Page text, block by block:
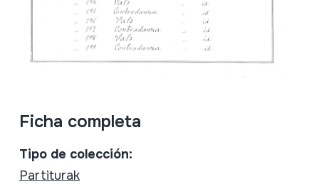
Ficha completa
Tipo de colección:
Partiturak